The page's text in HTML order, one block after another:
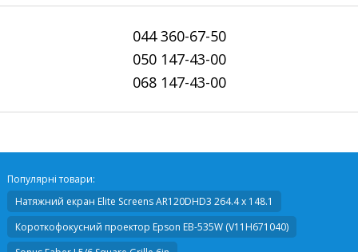
044360-67-50
050147-43-00
068147-43-00
Популярні товари:
Натяжний екран Elite Screens AR120DHD3 264.4 х 148.1
Короткофокусний проектор Epson EB-535W (V11H671040)